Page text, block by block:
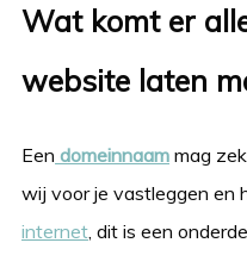
Wat komt er
website laten
Een domeinnaam mag
wij voor je vastleggen en
internet , dit is een